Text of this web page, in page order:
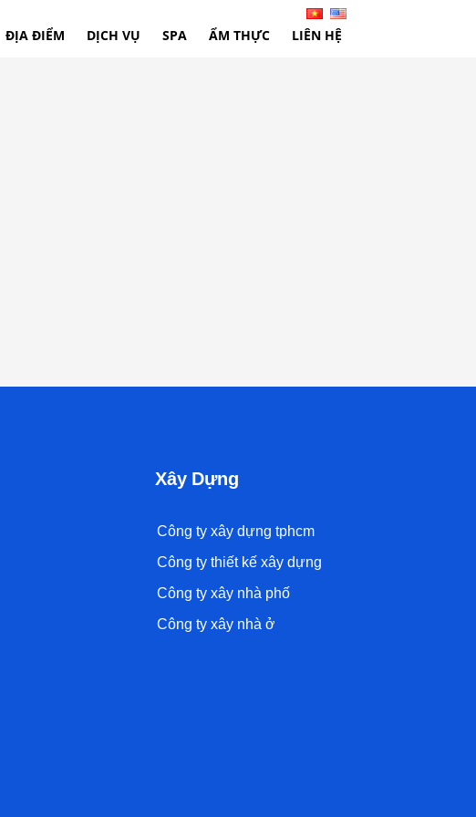
ĐỊA ĐIỂM DỊCH VỤ SPA ẨM THỰC LIÊN HỆ
Xây Dựng
Công ty xây dựng tphcm
Công ty thiết kế xây dựng
Công ty xây nhà phố
Công ty xây nhà ở